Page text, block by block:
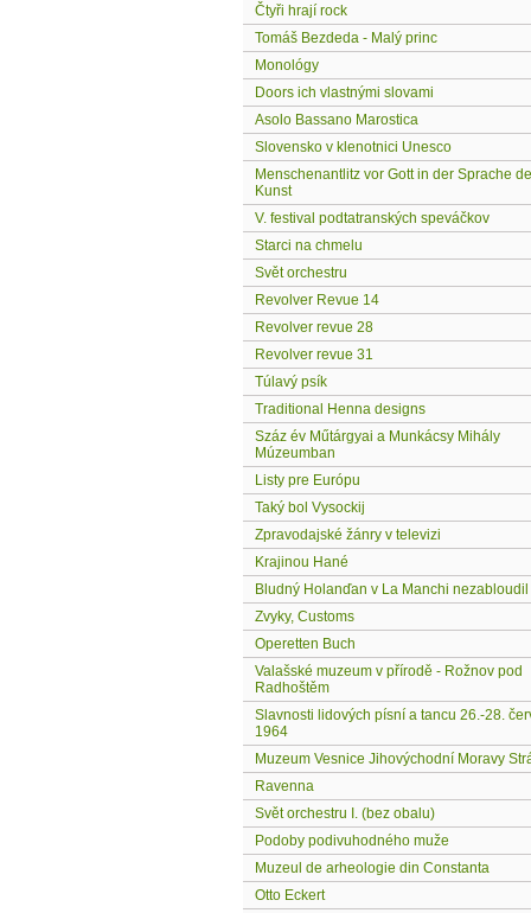
Čtyři hrají rock
Tomáš Bezdeda - Malý princ
Monológy
Doors ich vlastnými slovami
Asolo Bassano Marostica
Slovensko v klenotnici Unesco
Menschenantlitz vor Gott in der Sprache
Kunst
V. festival podtatranských speváčkov
Starci na chmelu
Svět orchestru
Revolver Revue 14
Revolver revue 28
Revolver revue 31
Túlavý psík
Traditional Henna designs
Száz év Műtárgyai a Munkácsy Mihály
Múzeumban
Listy pre Európu
Taký bol Vysockij
Zpravodajské žánry v televizi
Krajinou Hané
Bludný Holanďan v La Manchi nezabloudil
Zvyky, Customs
Operetten Buch
Valašské muzeum v přírodě - Rožnov pod
Radhoštěm
Slavnosti lidových písní a tancu 26.-28.
1964
Muzeum Vesnice Jihovýchodní Moravy
Ravenna
Svět orchestru I. (bez obalu)
Podoby podivuhodného muže
Muzeul de arheologie din Constanta
Otto Eckert